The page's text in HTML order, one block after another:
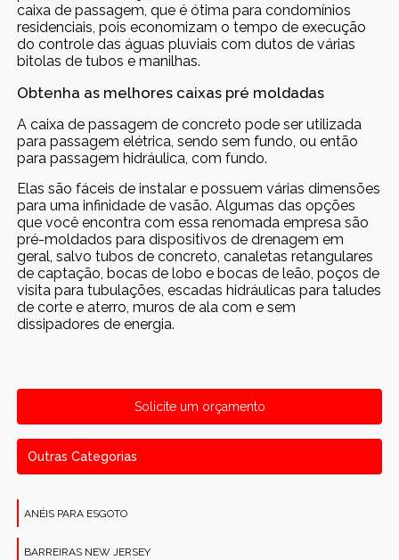
caixa de passagem, que é ótima para condomínios
residenciais, pois economizam o tempo de execução
do controle das águas pluviais com dutos de várias
bitolas de tubos e manilhas.
Obtenha as melhores caixas pré moldadas
A caixa de passagem de concreto pode ser utilizada
para passagem elétrica, sendo sem fundo, ou então
para passagem hidráulica, com fundo.
Elas são fáceis de instalar e possuem várias dimensões
para uma infinidade de vasão. Algumas das opções
que você encontra com essa renomada empresa são
pré-moldados para dispositivos de drenagem em
geral, salvo tubos de concreto, canaletas retangulares
de captação, bocas de lobo e bocas de leão, poços de
visita para tubulações, escadas hidráulicas para taludes
de corte e aterro, muros de ala com e sem
dissipadores de energia.
Solicite um orçamento
Outras Categorias
ANÉIS PARA ESGOTO
BARREIRAS NEW JERSEY